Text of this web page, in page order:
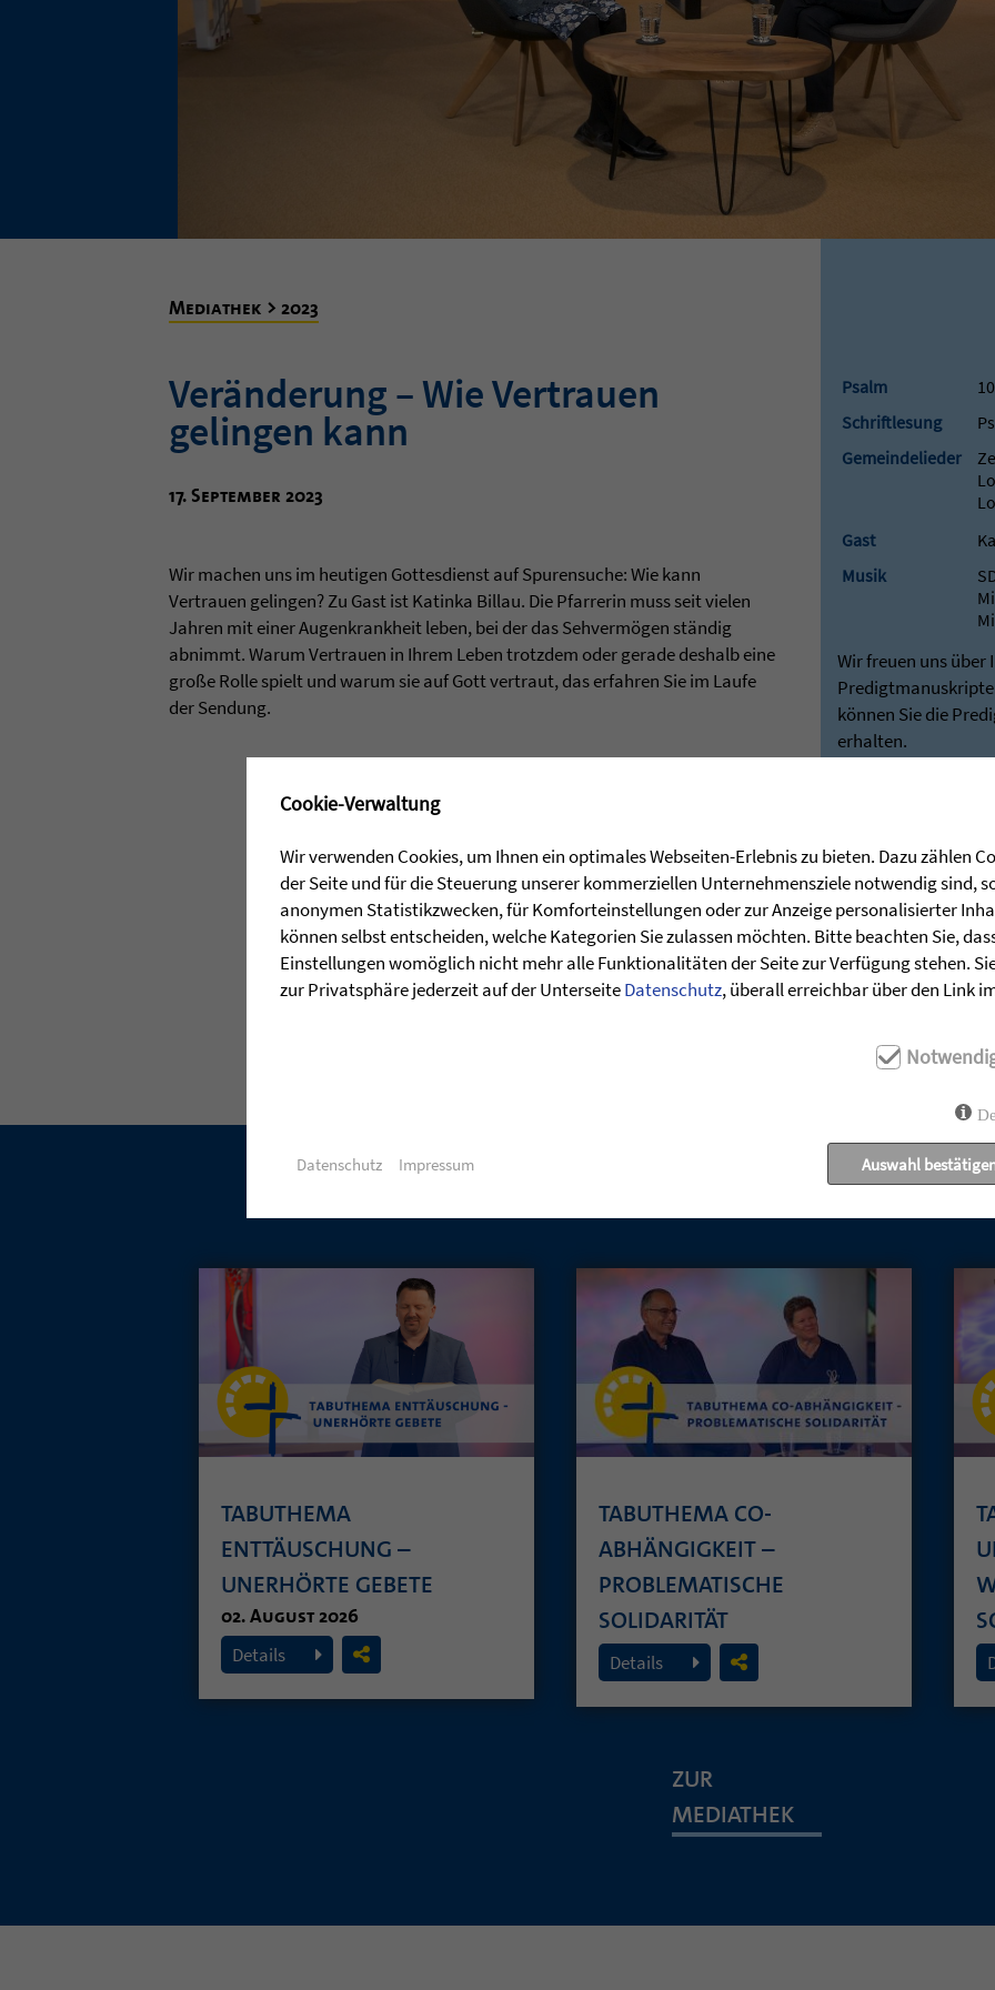
Mediathek > 2023
Veränderung – Wie Vertrauen
gelingen kann
17. September 2023
Wir machen uns im heutigen Gottesdienst auf Spurensuche: Wie kann
Vertrauen gelingen? Zu Gast ist Katinka Billau. Die Pfarrerin muss seit vielen
Jahren mit einer Augenkrankheit leben, bei der das Sehvermögen ständig
abnimmt. Warum Vertrauen in Ihrem Leben trotzdem oder gerade deshalb eine
große Rolle spielt und warum sie auf Gott vertraut, das erfahren Sie im Laufe
der Sendung.
Psalm
Schriftlesung
Gemeindelieder
Gast
Musik
Wir freuen uns über
können Sie die
erhalten.
Predigten - Die
Bei Rückfragen
Verfügung:
post@stunde-
TABUTHEMA
ENTTÄUSCHUNG –
UNERHÖRTE GEBETE
02. August 2026
Details
TABUTHEMA CO-
ABHÄNGIGKEIT –
PROBLEMATISCHE
SOLIDARITÄT
26. Juli 2026
Details
ZUR
MEDIATHEK
Cookie-Verwaltung
Wir verwenden Cookies, um Ihnen ein optimales Webseiten-Erlebnis zu bieten. Dazu zählen
der Seite und für die Steuerung unserer kommerziellen Unternehmensziele notwendig sind,
anonymen Statistikzwecken, für Komforteinstellungen oder zur Anzeige personalisierter
können selbst entscheiden, welche Kategorien Sie zulassen möchten. Bitte beachten Sie,
Einstellungen womöglich nicht mehr alle Funktionalitäten der Seite zur Verfügung stehen.
zur Privatsphäre jederzeit auf der UnterseiteDatenschutz, überall erreichbar über den Link
Auswahl
Datenschutz Impressum